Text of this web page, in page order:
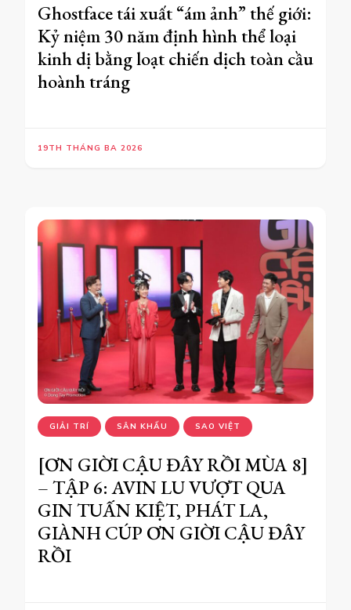
Ghostface tái xuất “ám ảnh” thế giới:
Kỷ niệm 30 năm định hình thể loại
kinh dị bằng loạt chiến dịch toàn cầu
hoành tráng
19TH THÁNG BA 2026
GIẢI TRÍ SÂN KHẤU SAO VIỆT
[ƠN GIỜI CẬU ĐÂY RỒI MÙA 8]
– TẬP 6: AVIN LU VƯỢT QUA
GIN TUẤN KIỆT, PHÁT LA,
GIÀNH CÚP ƠN GIỜI CẬU ĐÂY
RỒI